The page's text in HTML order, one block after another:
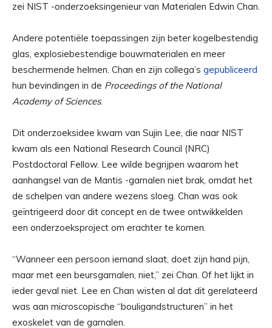
zei NIST -onderzoeksingenieur van Materialen Edwin Chan.
Andere potentiële toepassingen zijn beter kogelbestendig
glas, explosiebestendige bouwmaterialen en meer
beschermende helmen. Chan en zijn collega’s gepubliceerd
hun bevindingen in de Proceedings of the National
Academy of Sciences.
Dit onderzoeksidee kwam van Sujin Lee, die naar NIST
kwam als een National Research Council (NRC)
Postdoctoral Fellow. Lee wilde begrijpen waarom het
aanhangsel van de Mantis -garnalen niet brak, omdat het
de schelpen van andere wezens sloeg. Chan was ook
geïntrigeerd door dit concept en de twee ontwikkelden
een onderzoeksproject om erachter te komen.
“Wanneer een persoon iemand slaat, doet zijn hand pijn,
maar met een beursgarnalen, niet,” zei Chan. Of het lijkt in
ieder geval niet. Lee en Chan wisten al dat dit gerelateerd
was aan microscopische “bouligandstructuren” in het
exoskelet van de garnalen.